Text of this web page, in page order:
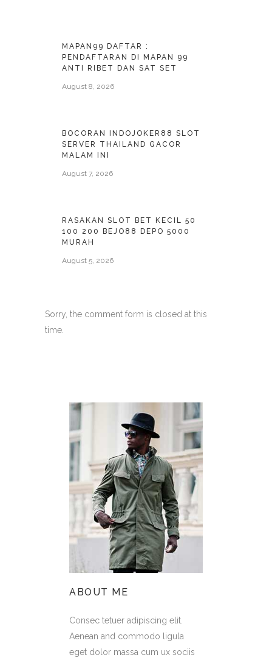
MAPAN99 DAFTAR :
PENDAFTARAN DI MAPAN 99
ANTI RIBET DAN SAT SET
August 8, 2026
BOCORAN INDOJOKER88 SLOT
SERVER THAILAND GACOR
MALAM INI
August 7, 2026
RASAKAN SLOT BET KECIL 50
100 200 BEJO88 DEPO 5000
MURAH
August 5, 2026
Sorry, the comment form is closed at this
time.
ABOUT ME
Consec tetuer adipiscing elit.
Aenean and commodo ligula
eget dolor massa cum ux sociis